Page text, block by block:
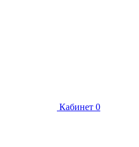
Кабинет 0